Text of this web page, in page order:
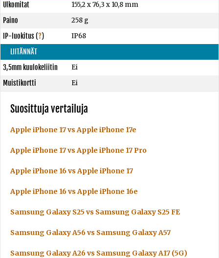
Ulkomitat
155,2 x 76,3 x 10,8 mm
Paino
258 g
IP-luokitus(?)
IP68
LIITÄNNÄT
3,5mm kuulokeliitin
Ei
Muistikortti
Ei
Suosittuja vertailuja
Apple iPhone 17 vs Apple iPhone 17e
Apple iPhone 17 vs Apple iPhone 17 Pro
Apple iPhone 16 vs Apple iPhone 17
Apple iPhone 16 vs Apple iPhone 16e
Samsung Galaxy S25 vs Samsung Galaxy S25 FE
Samsung Galaxy A56 vs Samsung Galaxy A57
Samsung Galaxy A26 vs Samsung Galaxy A17 (5G)